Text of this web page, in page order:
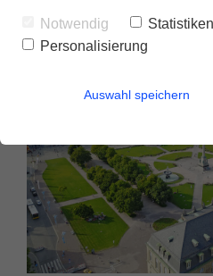
Notwendig Statistiken
Personalisierung
Auswahl speichern